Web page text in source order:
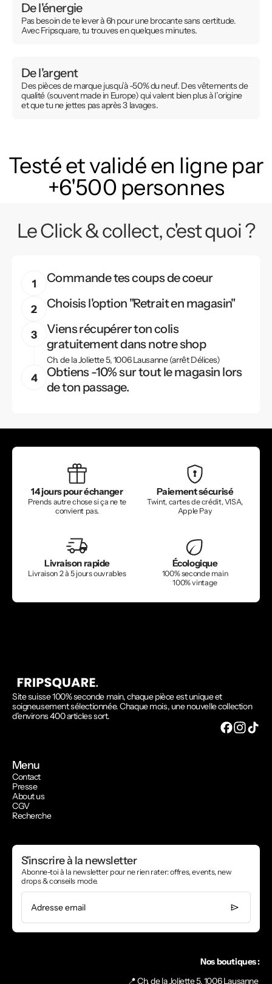
De l'énergie
Pas besoin de te lever à 6h pour une brocante sans certitude.
Avec Fripsquare, tu trouves en quelques minutes.
De l'argent
Des pièces de marque jusqu’à -50% du neuf. Des vêtements de
qualité (souvent made in Europe) qui valent bien plus à l’origine
et que tu ne jettes pas après 3 lavages.
Testé et validé en ligne par
+6'500 personnes
Le Click & collect, c'est quoi ?
Commande tes coups de coeur
Choisis l'option "Retrait en magasin"
Viens récupérer ton colis
gratuitement dans notre shop
Ch. de la Joliette 5, 1006 Lausanne (arrêt Délices)
Obtiens -10% sur tout le magasin lors
de ton passage.
14 jours pour échanger
Prends autre chose si ça ne te
convient pas.
Paiement sécurisé
Twint, cartes de crédit, VISA,
Apple Pay
Livraison rapide
Livraison 2 à 5 jours ouvrables
Écologique
100% seconde main
100% vintage
Site suisse 100% seconde main, chaque pièce est unique et
soigneusement sélectionnée. Chaque mois, une nouvelle collection
d'environs 400 articles sort.
Menu
Contact
Presse
About us
CGV
Recherche
S'inscrire à la newsletter
Abonne-toi à la newsletter pour ne rien rater: offres, events, new
drops & conseils mode.
Adresse email
Nos boutiques :
📍 Ch. de la Joliette 5, 1006 Lausanne